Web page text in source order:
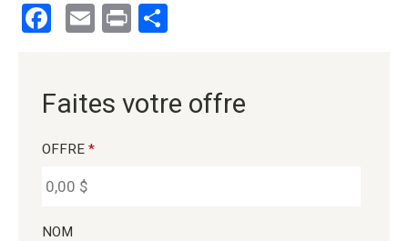
Facebook
Email
Print
Faites votre offre
OFFRE *
NOM